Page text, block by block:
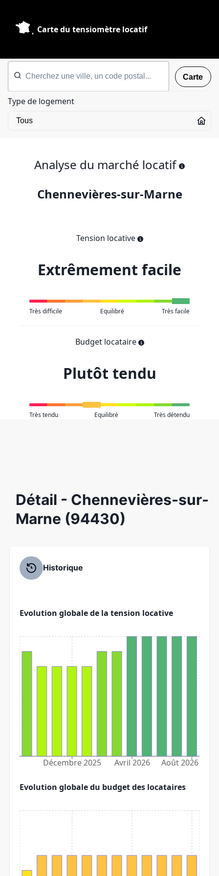
Carte du tensiomètre locatif
Carte
Type de logement
Analyse du marché locatif
Chennevières-sur-Marne
Tension locative
Extrêmement facile
Très difficile Equilibré Très facile
Budget locataire
Plutôt tendu
Très tendu Equilibré Très détendu
Détail - Chennevières-sur-
Marne (94430)
Historique
Evolution globale de la tension locative
Décembre 2025 Avril 2026 Août 2026
Evolution globale du budget des locataires